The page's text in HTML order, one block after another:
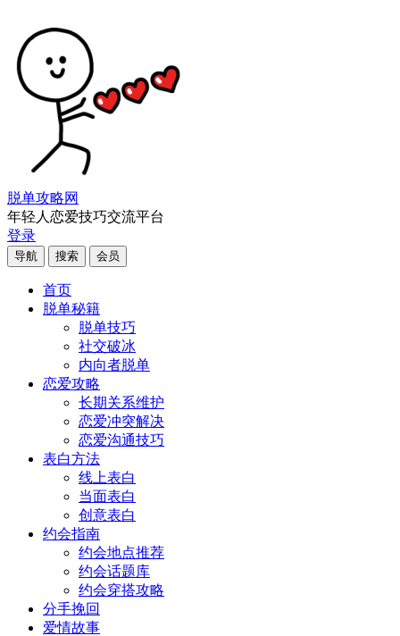
脱单攻略网
年轻人恋爱技巧交流平台
登录
导航 搜索 会员
首页
脱单秘籍
脱单技巧
社交破冰
内向者脱单
恋爱攻略
长期关系维护
恋爱冲突解决
恋爱沟通技巧
表白方法
线上表白
当面表白
创意表白
约会指南
约会地点推荐
约会话题库
约会穿搭攻略
分手挽回
爱情故事